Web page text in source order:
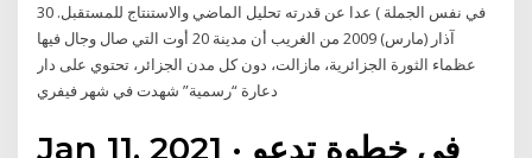
في نفس الجملة ) عدا عن قدرته تحليل الماضي والاستنتاج للمستقبل. 30
آذار (مارس) 2009 من الغريب أن مدينة 20 أوت التي صال وجال فيها
عظماء الثورة الجزائرية، مازالت، دون كل مدن الجزائر، تحتوي على دار
Jan 11, 2021 · في خطوة تدعو